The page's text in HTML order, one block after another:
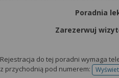
Poradnia
Zarezerwuj
Rejestracja do tej poradni wymaga
z przychodnią pod numerem: